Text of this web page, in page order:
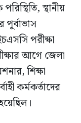
স্থানীয়
পূর্বাভাস
পরীক্ষা
আগে জেলা
শিক্ষা
কর্মকর্তাদের